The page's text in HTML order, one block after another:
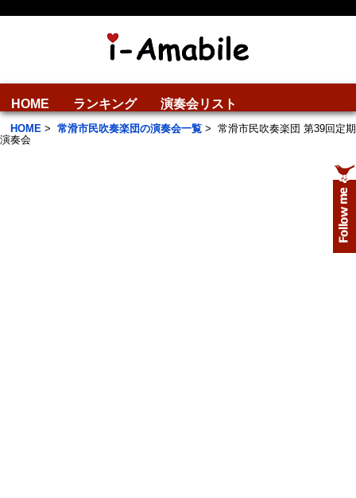
HOME ランキング 演奏会リスト
HOME > 常滑市民吹奏楽団の演奏会一覧 > 常滑市民吹奏楽団 第39回定期
演奏会